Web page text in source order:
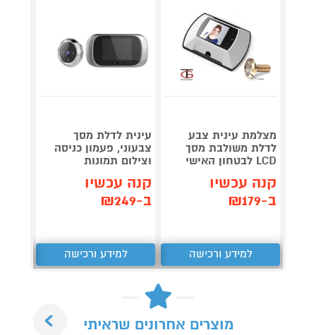
מצלמת עינית צבע
לדלת משולבת מסך
LCD לבטחון האישי
קנה עכשיו
ב-₪179
למידע ורכישה
עינית לדלת מסך
צבעוני, פעמון כניסה
וצילום תמונות
קנה עכשיו
ב-₪249
למידע ורכישה
מוצרים אחרונים שראיתי